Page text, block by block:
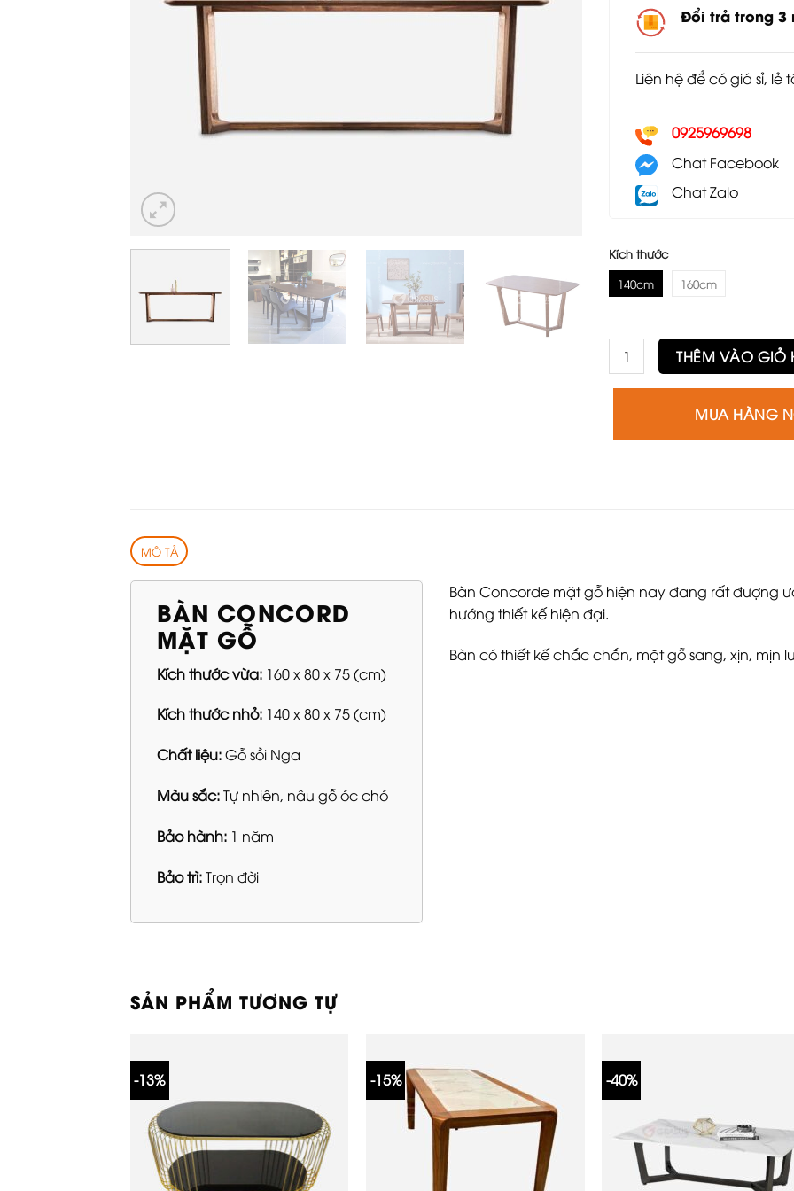
Đổi trả trong 3
Liên hệ để có giá sỉ, lẻ
0925969698
Chat Facebook
Chat Zalo
Kích thước
140cm
160cm
Bàn ăn Concorde mặt gỗ số
THÊM VÀO GIỎ
MUA HÀNG
MÔ TẢ
BÀN CONCORD
MẶT GỖ
Kích thước vừa: 160 x 80 x 75 (cm)
Kích thước nhỏ: 140 x 80 x 75 (cm)
Chất liệu:Gỗ sồi Nga
Màu sắc:Tự nhiên, nâu gỗ óc chó
Bảo hành: 1 năm
Bảo trì:Trọn đời
Bàn Concorde mặt gỗ hiện nay đang rất đượng
hướng thiết kế hiện đại.
Bàn có thiết kế chắc chắn, mặt gỗ sang, xịn, mịn
SẢN PHẨM TƯƠNG TỰ
-13% -15% -40%